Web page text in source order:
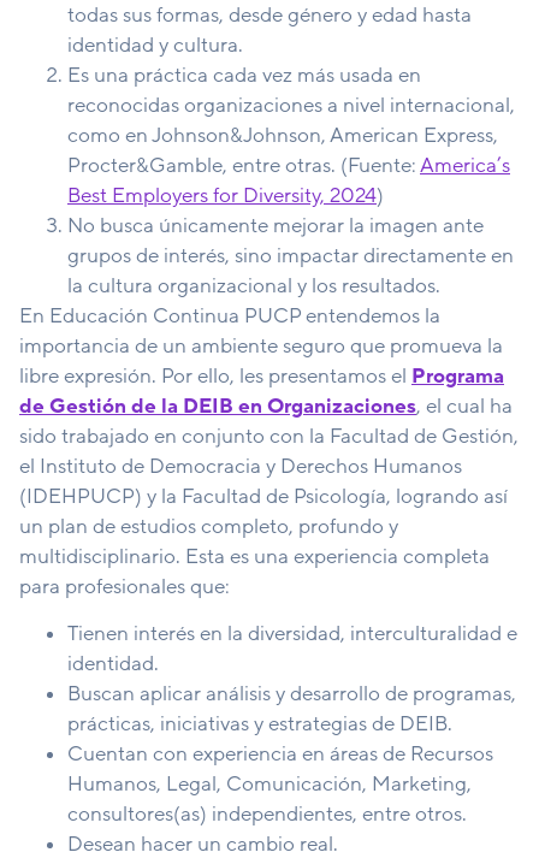
todas sus formas, desde género y edad hasta
identidad y cultura.
Es una práctica cada vez más usada en
reconocidas organizaciones a nivel internacional,
como en Johnson&Johnson, American Express,
Procter&Gamble, entre otras. (Fuente:America’s
Best Employers for Diversity, 2024)
No busca únicamente mejorar la imagen ante
grupos de interés, sino impactar directamente en
la cultura organizacional y los resultados.
En Educación Continua PUCP entendemos la
importancia de un ambiente seguro que promueva la
libre expresión. Por ello, les presentamos el Programa
de Gestión de la DEIB en Organizaciones, el cual ha
sido trabajado en conjunto con la Facultad de Gestión,
el Instituto de Democracia y Derechos Humanos
(IDEHPUCP) y la Facultad de Psicología, logrando así
un plan de estudios completo, profundo y
multidisciplinario. Esta es una experiencia completa
para profesionales que:
Tienen interés en la diversidad, interculturalidad e
identidad.
Buscan aplicar análisis y desarrollo de programas,
prácticas, iniciativas y estrategias de DEIB.
Cuentan con experiencia en áreas de Recursos
Humanos, Legal, Comunicación, Marketing,
consultores(as) independientes, entre otros.
Desean hacer un cambio real.